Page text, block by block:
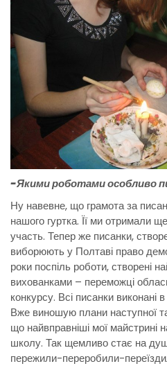
-Якими роботами особливо
Ну навевне, що грамота за
нашого гуртка. Її ми отримали
участь. Тепер же писанки,
виборюють у Полтаві право
роки поспіль роботи, створені
вихованками – переможці
конкурсу. Всі писанки виконані
Вже виношую плани наступної
що найвправніші мої майстрині
школу. Так щемливо стає на
пережили-переробили-